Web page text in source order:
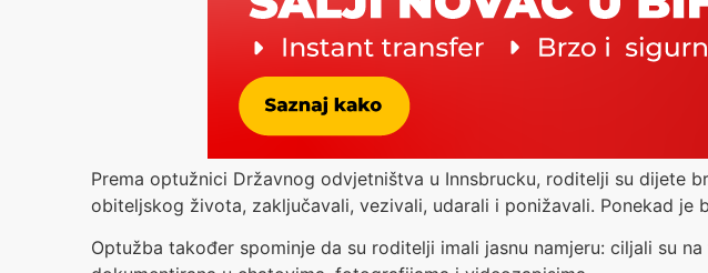
Prema optužnici Državnog odvjetništva u Innsbrucku, roditelji su dijete
obiteljskog života, zaključavali, vezivali, udarali i ponižavali. Ponekad
Optužba također spominje da su roditelji imali jasnu namjeru: ciljali su